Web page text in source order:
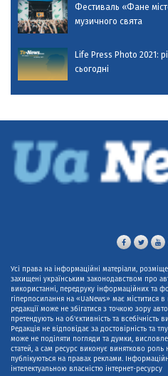
Фестиваль «Фане
музичного свята
Life Press Photo 2021:
сьогодні
Усі права на інформаційні матеріали,
захищені українським законодавством про
використанні, передруку інформаційних та
гіперпосилання на «UaNews» має міститися
редакції може не збігатися з точкою зору
претендують на об'єктивність та всебічність
Редакція не відповідає за достовірність та
може не поділяти погляди та думки,
статей, а сам ресурс виконує винятково роль
публікуються на правах реклами.
інтелектуальною власністю інтернет-ресурсу